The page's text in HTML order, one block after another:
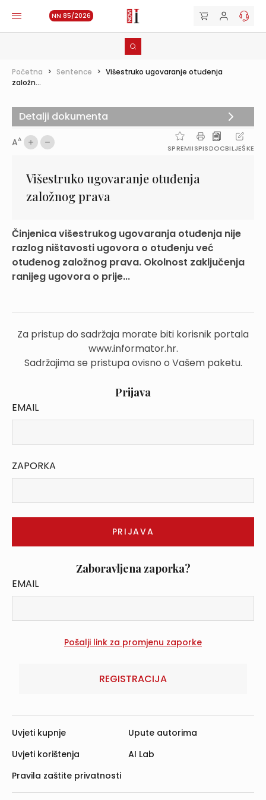
NN 85/2026
Početna > Sentence > Višestruko ugovaranje otuđenja
založn...
AA
SPREMIISPISDOCBILJEŠKE
Višestruko ugovaranje otuđenja
založnog prava
Činjenica višestrukog ugovaranja otuđenja nije
razlog ništavosti ugovora o otuđenju već
otuđenog založnog prava. Okolnost zaključenja
ranijeg ugovora o prije...
Za pristup do sadržaja morate biti korisnik portala
www.informator.hr.
Sadržajima se pristupa ovisno o Vašem paketu.
Prijava
EMAIL
ZAPORKA
Zaboravljena zaporka?
EMAIL
REGISTRACIJA
Detalji dokumenta
Uvjeti kupnje
Uvjeti korištenja
Pravila zaštite privatnosti
Upute autorima
AI Lab